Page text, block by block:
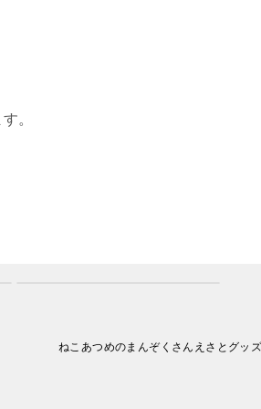
。
ねこあつめのまんぞくさんえさとグッ